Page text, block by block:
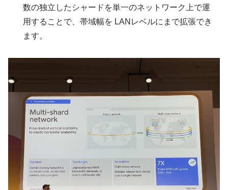
数の独立したシャードを単一のネットワーク上で運
用することで、帯域幅を LANレベルにまで拡張でき
ます。